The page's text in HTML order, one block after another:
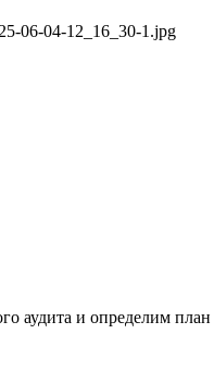
аудита и определим